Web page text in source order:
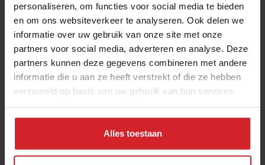
personaliseren, om functies voor social media te bieden
en om ons websiteverkeer te analyseren. Ook delen we
informatie over uw gebruik van onze site met onze
partners voor social media, adverteren en analyse. Deze
partners kunnen deze gegevens combineren met andere
informatie die u aan ze heeft verstrekt of die ze hebben
verzameld op basis van uw gebruik van hun services.
Alles toestaan
Charles van Goch ziet coronavirus als
resetknop
Oprichter Mise en Place kijkt voorbij de crisis
17 maart 2020 | 3 min